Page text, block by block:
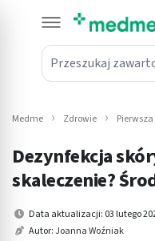
Przeszukaj zawartość
submenu: Leki na
submenu: Mama i
submenu: Kosmetyki
Medme Zdrowie
Dezynfekcja
skaleczenie?
Data aktualizacji: 03 lutego
Autor:Joanna Woźniak